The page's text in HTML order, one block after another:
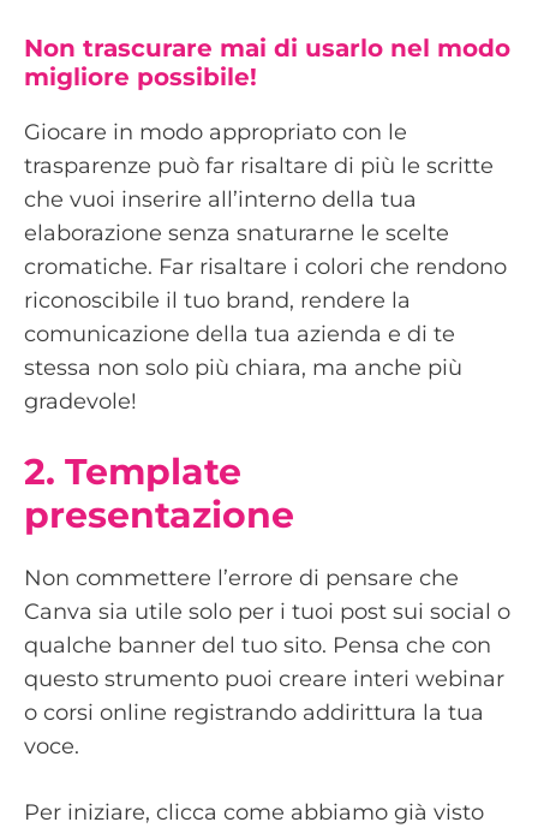
Non trascurare mai di usarlo nel modo
migliore possibile!
Giocare in modo appropriato con le
trasparenze può far risaltare di più le scritte
che vuoi inserire all’interno della tua
elaborazione senza snaturarne le scelte
cromatiche. Far risaltare i colori che rendono
riconoscibile il tuo brand, rendere la
comunicazione della tua azienda e di te
stessa non solo più chiara, ma anche più
gradevole!
2. Template
presentazione
Non commettere l’errore di pensare che
Canva sia utile solo per i tuoi post sui social o
qualche banner del tuo sito. Pensa che con
questo strumento puoi creare interi webinar
o corsi online registrando addirittura la tua
voce.
Per iniziare, clicca come abbiamo già visto